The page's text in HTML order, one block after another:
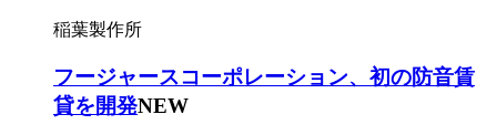
稲葉製作所
フージャースコーポレーション、初の防音賃
貸を開発NEW